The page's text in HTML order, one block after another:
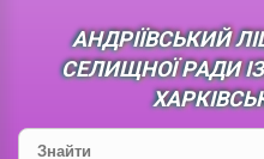
АНДРІЇВСЬКИЙ
СЕЛИЩНОЇ РАДИ